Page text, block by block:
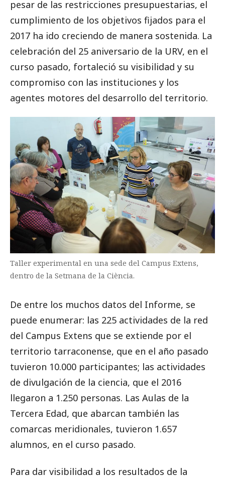
pesar de las restricciones presupuestarias, el
cumplimiento de los objetivos fijados para el
2017 ha ido creciendo de manera sostenida. La
celebración del 25 aniversario de la URV, en el
curso pasado, fortaleció su visibilidad y su
compromiso con las instituciones y los
agentes motores del desarrollo del territorio.
Taller experimental en una sede del Campus Extens,
dentro de la Setmana de la Ciència.
De entre los muchos datos del Informe, se
puede enumerar: las 225 actividades de la red
del Campus Extens que se extiende por el
territorio tarraconense, que en el año pasado
tuvieron 10.000 participantes; las actividades
de divulgación de la ciencia, que el 2016
llegaron a 1.250 personas. Las Aulas de la
Tercera Edad, que abarcan también las
comarcas meridionales, tuvieron 1.657
alumnos, en el curso pasado.
Para dar visibilidad a los resultados de la